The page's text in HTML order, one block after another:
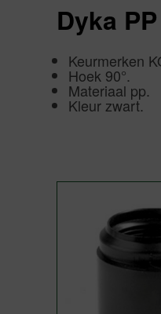
Dyka
Keurmerken
Hoek 90°.
Materiaal pp.
Kleur zwart.